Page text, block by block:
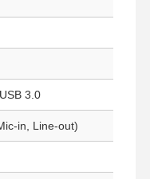
3.0
in, Line-out)